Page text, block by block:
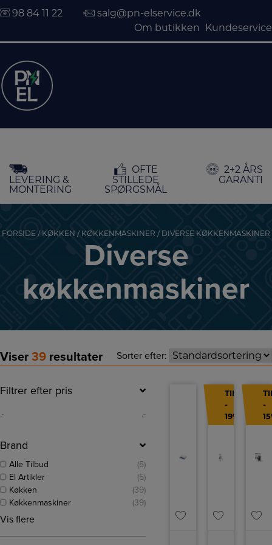
indholdet
98 84 11 22
salg@pn-elservice.dk
Om butikken
Kundeservice
LEVERING &
MONTERING
OFTE
STILLEDE
SPØRGSMÅL
2+2 ÅRS
GARANTI
FORSIDE / KØKKEN / KØKKENMASKINER / DIVERSE KØKKENMASKINER
Diverse
køkkenmaskiner
Viser 39 resultater Sorter efter:
TILBUD
-
19%
-
Filtrer efter pris
,- ,-
Brand
Alle Tilbud
(5)
El Artikler
(5)
Køkken
(39)
Køkkenmaskiner
(39)
Vis flere